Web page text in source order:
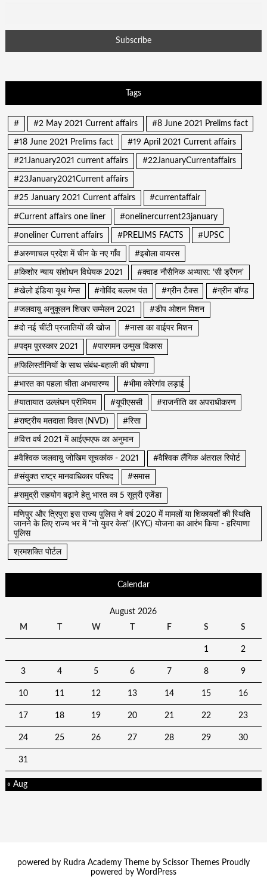
Tags
# #2 May 2021 Current affairs #8 June 2021 Prelims fact
#18 June 2021 Prelims fact #19 April 2021 Current affairs
#21January2021 current affairs #22JanuaryCurrentaffairs
#23January2021Current affairs
#25 January 2021 Current affairs #currentaffair
#Current affairs one liner #onelinercurrent23january
#oneliner Current affairs #PRELIMS FACTS #UPSC
#अरुणाचल प्रदेश में चीन के नए गाँव #इबोला वायरस
#किशोर न्याय संशोधन विधेयक 2021 #क्वाड नौसैनिक अभ्यास: ‘सी ड्रैगन’
#खेलो इंडिया यूथ गेम्स #गोविंद बल्लभ पंत #ग्रीन टैक्स #ग्रीन बॉण्ड
#जलवायु अनुकूलन शिखर सम्मेलन 2021 #डीप ओशन मिशन
#दो नई चींटी प्रजातियों की खोज #नासा का वाईपर मिशन
#पद्म पुरस्कार 2021 #पारगमन उन्मुख विकास
#फिलिस्तीनियों के साथ संबंध-बहाली की घोषणा
#भारत का पहला चीता अभयारण्य #भीमा कोरेगांव लड़ाई
#यातायात उल्लंघन प्रीमियम #यूपीएससी #राजनीति का अपराधीकरण
#राष्ट्रीय मतदाता दिवस (NVD) #रिसा
#वित्त वर्ष 2021 में आईएमएफ का अनुमान
#वैश्विक जलवायु जोखिम सूचकांक - 2021 #वैश्विक लैंगिक अंतराल रिपोर्ट
#संयुक्त राष्ट्र मानवाधिकार परिषद #समास
#समुद्री सहयोग बढ़ाने हेतु भारत का 5 सूत्री एजेंडा
मणिपुर और त्रिपुरा इस राज्य पुलिस ने वर्ष 2020 में मामलों या शिकायतों की स्थिति
जानने के लिए राज्य भर में "नो युवर केस" (KYC) योजना का आरंभ किया - हरियाणा
पुलिस
श्रमशक्ति पोर्टल
Calendar
August 2026
M
W F S S
1 2
3 4 5 6 7 8 9
10 11 12 13 14 15 16
17 18 19 20 21 22 23
24 25 26 27 28 29 30
31
« Aug
powered by Rudra Academy Theme by Scissor Themes Proudly
powered by WordPress